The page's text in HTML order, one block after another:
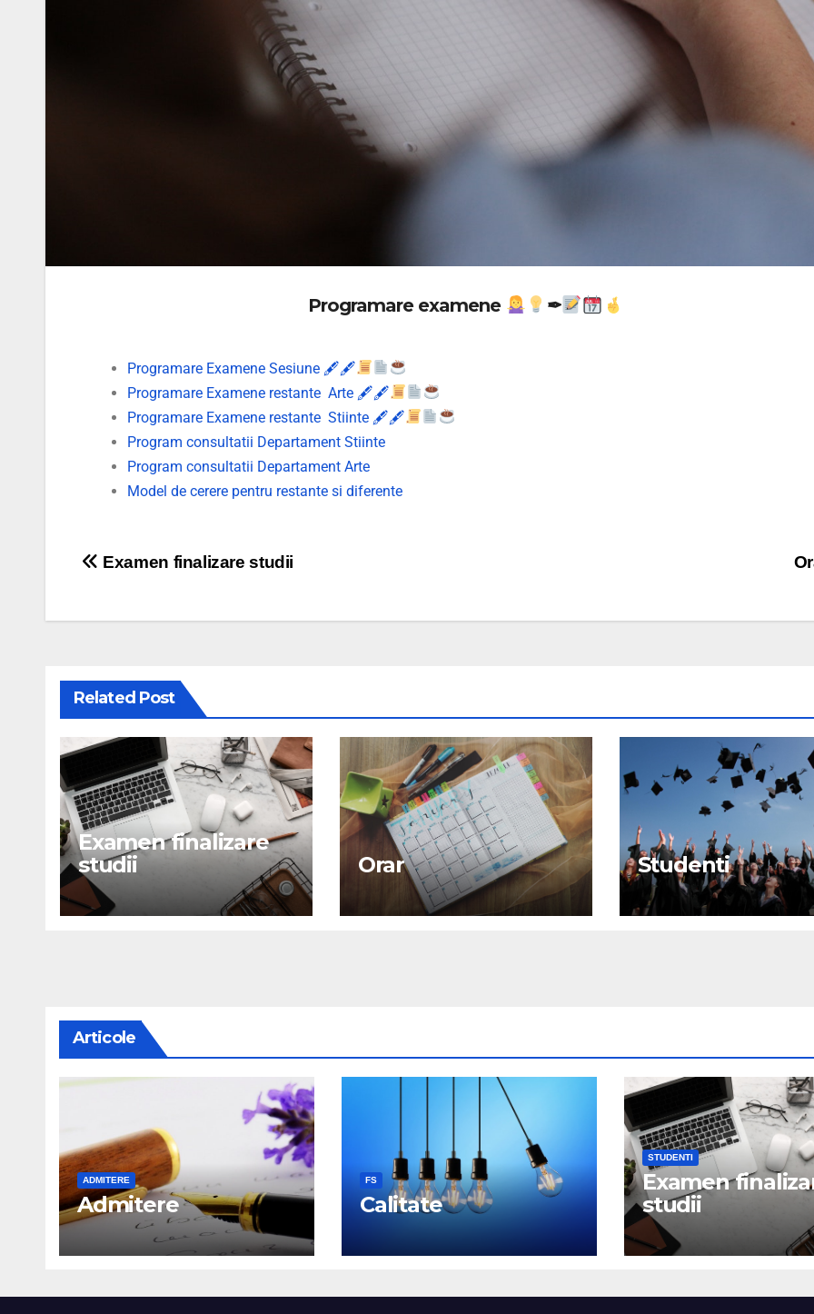
Programare examene ✒
Programare Examene Sesiune 🖋🖋
Programare Examene restante Arte 🖋🖋
Programare Examene restante Stiinte 🖋🖋
Program consultatii Departament Stiinte
Program consultatii Departament Arte
Model de cerere pentru restante si diferente
Examen finalizare studii
Related Post
Examen finalizare
studii
Orar Studenti
Articole
ADMITERE
Admitere
FS
Calitate
STUDENTI
Examen
studii